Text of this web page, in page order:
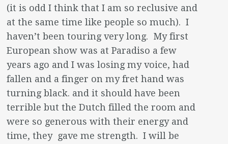
(it is odd I think that I am so reclusive and
at the same time like people so much). I
haven’t been touring very long. My first
European show was at Paradiso a few
years ago and I was losing my voice, had
fallen and a finger on my fret hand was
turning black. and it should have been
terrible but the Dutch filled the room and
were so generous with their energy and
time, they gave me strength. I will be